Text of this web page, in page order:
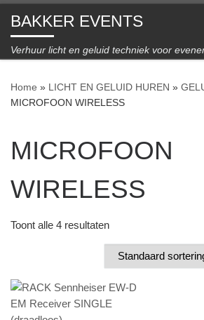
Ga naar inhoud
BAKKER EVENTS
Verhuur licht en geluid techniek voor
Home » LICHT EN GELUID HUREN »
MICROFOON WIRELESS
MICROFOON
WIRELESS
Toont alle 4 resultaten